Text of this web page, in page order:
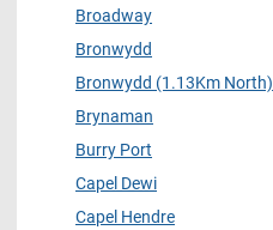
Broadway
Bronwydd
Bronwydd (1.13Km North)
Brynaman
Burry Port
Capel Dewi
Capel Hendre